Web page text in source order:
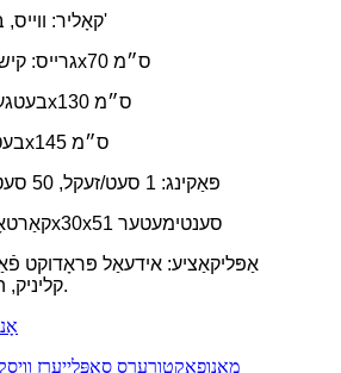
קאָליר: ווייס, בלוי, גרין וכו'
גרייס: קישן בעטל: 50x70 ס״מ
בעטגעוואַנט: 200x130 ס״מ
בעט דעק: 240x145 ס״מ
פּאַקינג: 1 סעט/זעקל, 50 סעטס/קאַרטאָן
קאַרטאָן גרייס: 52x30x51 סענטימעטער
אַפּליקאַציע: אידעאַל פּראָדוקט
קליניק, האָטעל עטק.